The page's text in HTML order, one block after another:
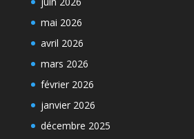
mai 2026
avril 2026
mars 2026
février 2026
janvier 2026
décembre 2025